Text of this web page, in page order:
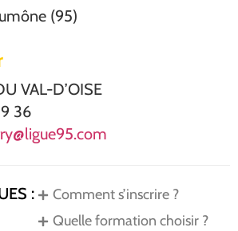
(95)
VAL-D’OISE
36
:
Comment s’inscrire ?
Quelle formation choisir ?